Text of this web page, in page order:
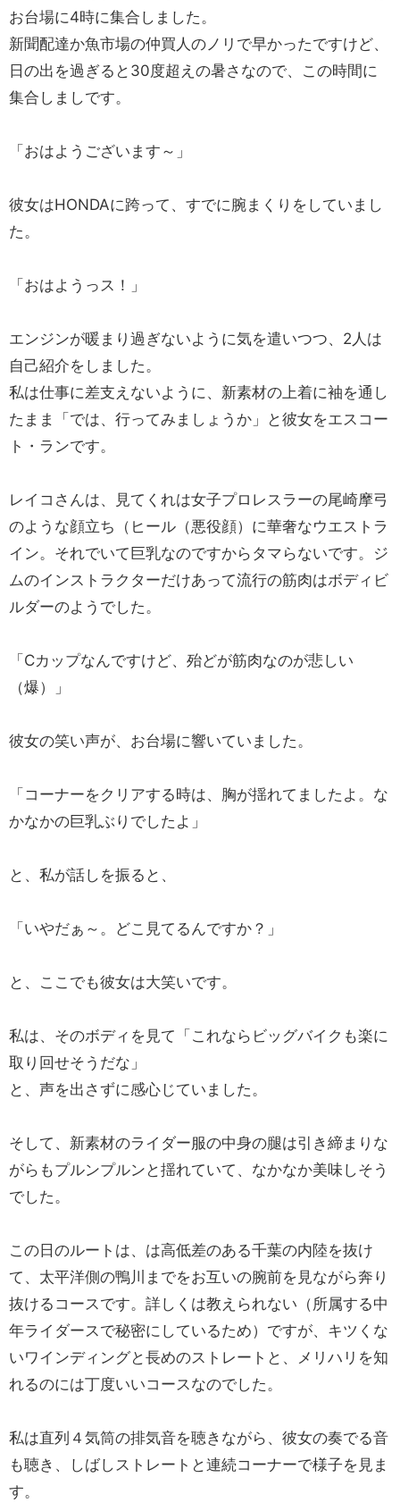
お台場に4時に集合しました。
新聞配達か魚市場の仲買人のノリで早かったですけど、
日の出を過ぎると30度超えの暑さなので、この時間に
集合しましです。
「おはようございます～」
彼女はHONDAに跨って、すでに腕まくりをしていまし
た。
「おはようっス！」
エンジンが暖まり過ぎないように気を遣いつつ、2人は
自己紹介をしました。
私は仕事に差支えないように、新素材の上着に袖を通し
たまま「では、行ってみましょうか」と彼女をエスコー
ト・ランです。
レイコさんは、見てくれは女子プロレスラーの尾崎摩弓
のような顔立ち（ヒール（悪役顔）に華奢なウエストラ
イン。それでいて巨乳なのですからタマらないです。ジ
ムのインストラクターだけあって流行の筋肉はボディビ
ルダーのようでした。
「Cカップなんですけど、殆どが筋肉なのが悲しい
（爆）」
彼女の笑い声が、お台場に響いていました。
「コーナーをクリアする時は、胸が揺れてましたよ。な
かなかの巨乳ぶりでしたよ」
と、私が話しを振ると、
「いやだぁ～。どこ見てるんですか？」
と、ここでも彼女は大笑いです。
私は、そのボディを見て「これならビッグバイクも楽に
取り回せそうだな」
と、声を出さずに感心じていました。
そして、新素材のライダー服の中身の腿は引き締まりな
がらもプルンプルンと揺れていて、なかなか美味しそう
でした。
この日のルートは、は高低差のある千葉の内陸を抜け
て、太平洋側の鴨川までをお互いの腕前を見ながら奔り
抜けるコースです。詳しくは教えられない（所属する中
年ライダースで秘密にしているため）ですが、キツくな
いワインディングと長めのストレートと、メリハリを知
れるのには丁度いいコースなのでした。
私は直列４気筒の排気音を聴きながら、彼女の奏でる音
も聴き、しばしストレートと連続コーナーで様子を見ま
す。